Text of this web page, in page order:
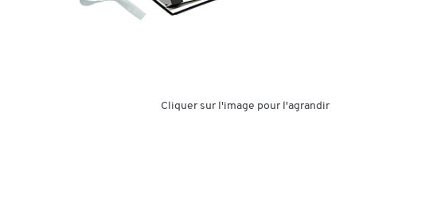
Cliquer sur l'image pour l'agrandir